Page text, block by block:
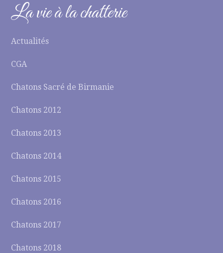
La vie à la chatterie
Actualités
CGA
Chatons Sacré de Birmanie
Chatons 2012
Chatons 2013
Chatons 2014
Chatons 2015
Chatons 2016
Chatons 2017
Chatons 2018